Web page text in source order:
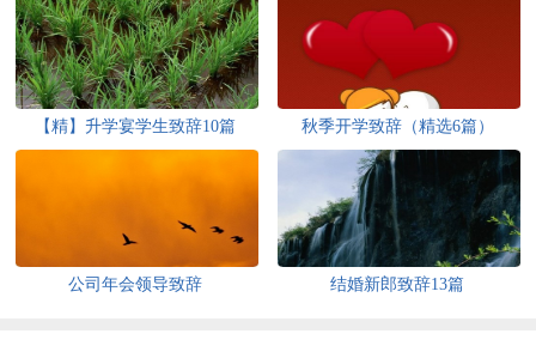
【精】升学宴学生致辞10篇 秋季开学致辞（精选6篇）
公司年会领导致辞 结婚新郎致辞13篇